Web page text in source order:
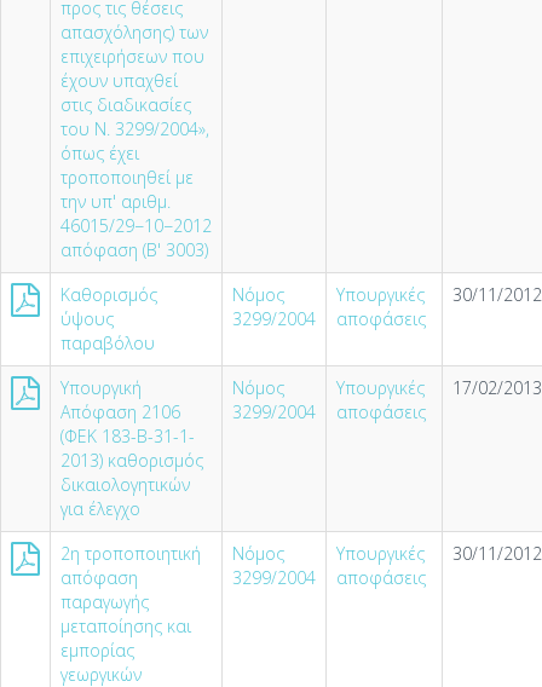
προς τις θέσεις
απασχόλησης) των
επιχειρήσεων που
έχουν υπαχθεί
στις διαδικασίες
του Ν. 3299/2004»,
όπως έχει
τροποποιηθεί με
την υπ' αριθμ.
46015/29−10−2012
απόφαση (Β' 3003)
Καθορισμός
ύψους
παραβόλου
Νόμος
3299/2004
Υπουργικές
αποφάσεις
30/11/
Υπουργική
Απόφαση 2106
(ΦΕΚ 183-Β-31-1-
2013) καθορισμός
δικαιολογητικών
για έλεγχο
Νόμος
3299/2004
Υπουργικές
αποφάσεις
17/02/
2η τροποποιητική
απόφαση
παραγωγής
μεταποίησης και
εμπορίας
γεωργικών
Νόμος
3299/2004
Υπουργικές
αποφάσεις
30/11/